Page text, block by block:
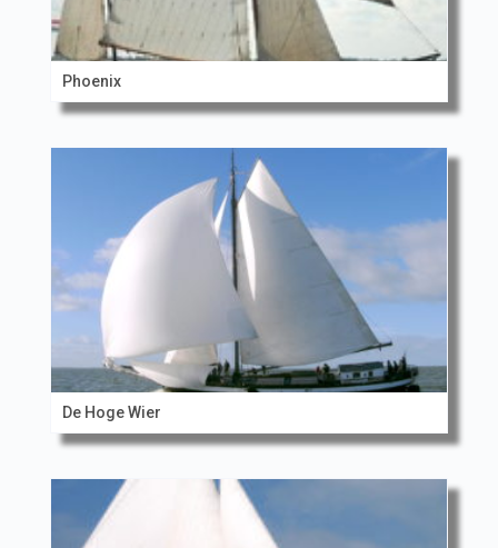
Phoenix
De Hoge Wier